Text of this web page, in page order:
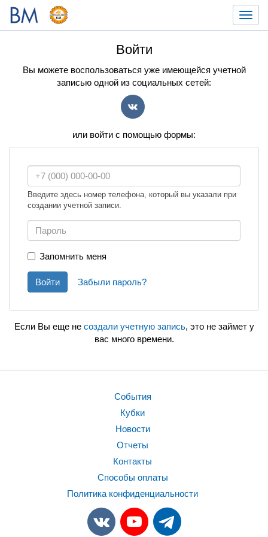
Войти
Вы можете воспользоваться уже имеющейся учетной
записью одной из социальных сетей:
или войти с помощью формы:
Введите здесь номер телефона, который вы указали при
создании учетной записи.
Запомнить меня
Войти Забыли пароль?
Если Вы еще не создали учетную запись, это не займет у
вас много времени.
События
Кубки
Новости
Отчеты
Контакты
Способы оплаты
Политика конфиденциальности